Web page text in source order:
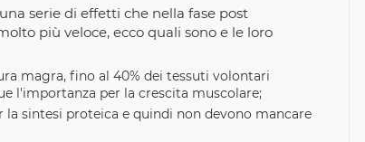
serie di effetti che nella fase post
più veloce, ecco quali sono e le loro
magra, fino al 40% dei tessuti volontari
l'importanza per la crescita muscolare;
la sintesi proteica e quindi non devono mancare